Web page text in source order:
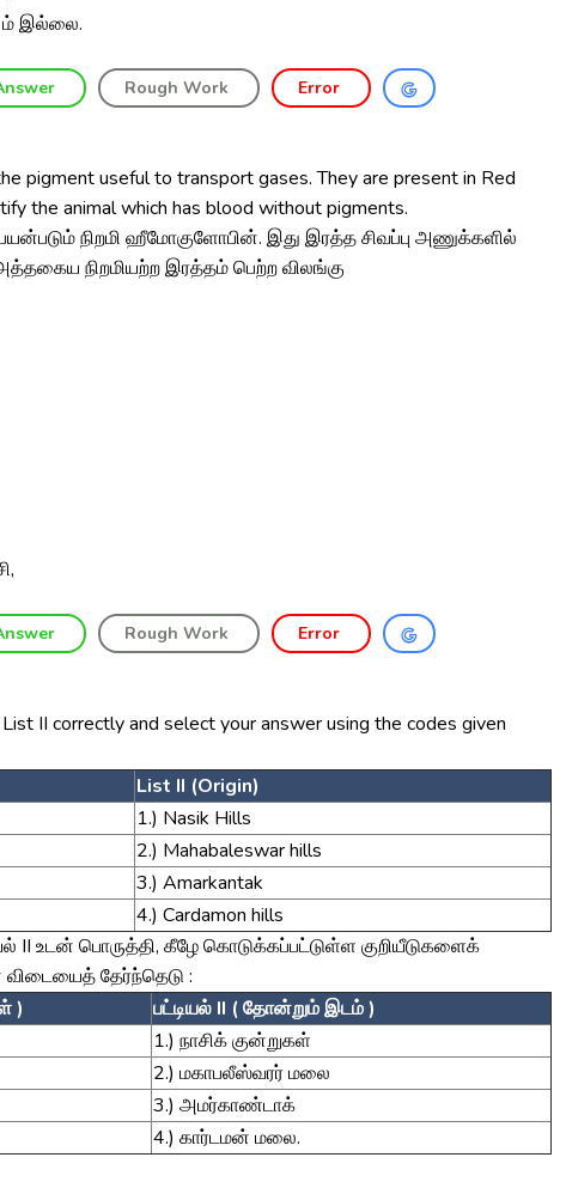
இல்லை.
Rough Work Error
pigment useful to transport gases. They are present in Red
the animal which has blood without pigments.
பயன்படும் நிறமி ஹீமோகுளோபின். இது இரத்த சிவப்பு அணுக்களில்
நிறமியற்ற இரத்தம் பெற்ற விலங்கு
Rough Work Error
II correctly and select your answer using the codes given
List II (Origin)
1.) Nasik Hills
2.) Mahabaleswar hills
3.) Amarkantak
4.) Cardamon hills
II உடன் பொருத்தி, கீழே கொடுக்கப்பட்டுள்ள குறியீடுகளைக்
தேர்ந்தெடு :
)
பட்டியல் II ( தோன்றும் இடம் )
1.) நாசிக் குன்றுகள்
2.) மகாபலீஸ்வரர் மலை
3.) அமர்காண்டாக்
4.) கார்டமன் மலை.